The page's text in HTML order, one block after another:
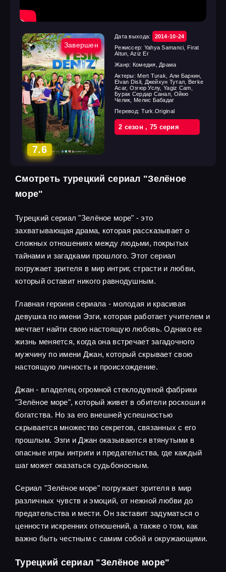
Завершен
7.6
Дата выхода:
2014-10-24
Режиссер: Yahya Samanci, Firat
Altun, Aziz Er
Жанр: Комедия, Драма
Актеры: Mert Turak, Али Баркин,
Elvan Disli, Джейхун Тутал, Berke
Acar, Озгюр Услу, Yagiz Cam,
Бурак Сердар Санал, Ойкю
Челик, Мелис Бабадаг
Перевод: Turk.Original
2 cезон, 75 cерия
Смотреть турецкий сериал "Зелёное
море"
Турецкий сериал "Зелёное море" - это
захватывающая драма, которая рассказывает о
сложных отношениях между людьми, покрытых
тайнами и загадками прошлого. Этот сериал
погружает зрителя в мир интриг, страсти и любви,
который оставит никого равнодушным.
Главная героиня сериала - молодая и красивая
девушка по имени Эзги, которая работает учителем и
мечтает найти свою настоящую любовь. Однако ее
жизнь меняется, когда она встречает загадочного
мужчину по имени Джан, который скрывает свою
настоящую личность и происхождение.
Джан - владелец огромной стеклодувной фабрики
"Зелёное море", который живет в обители роскоши и
богатства. Но за его внешней успешностью
скрывается множество секретов, связанных с его
прошлым. Эзги и Джан оказываются втянутыми в
опасные игры интриги и предательства, где каждый
шаг может оказаться судьбоносным.
Сериал "Зелёное море" погружает зрителя в мир
различных чувств и эмоций, от нежной любви до
предательства и мести. Он заставит задуматься о
ценности искренних отношений, а также о том, как
важно быть честным с самим собой и окружающими.
Турецкий сериал "Зелёное море"